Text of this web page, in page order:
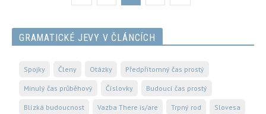
GRAMATICKÉ JEVY V ČLÁNCÍCH
Spojky Členy Otázky Předpřítomný čas prostý
Minulý čas průběhový Číslovky Budoucí čas prostý
Blízká budoucnost Vazba There is/are Trpný rod Slovesa